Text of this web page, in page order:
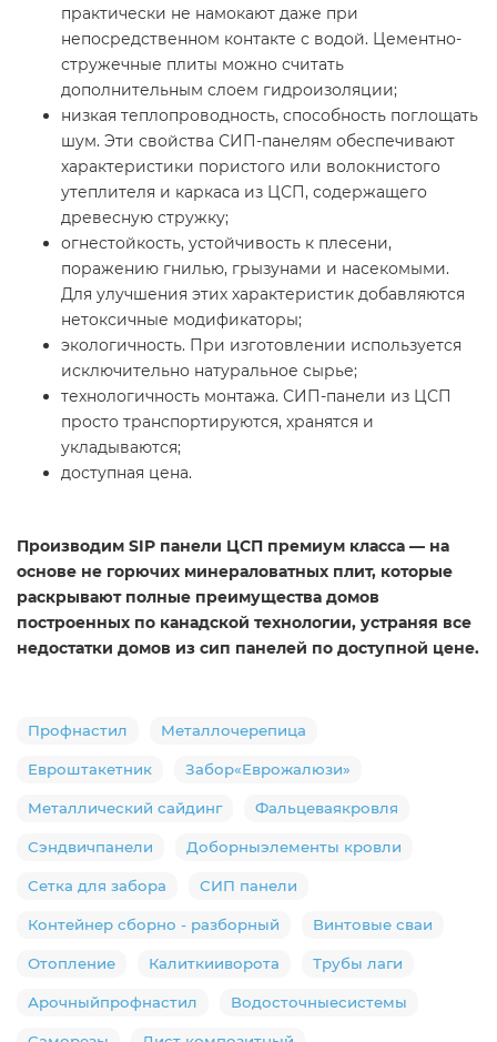
практически не намокают даже при
непосредственном контакте с водой. Цементно-
стружечные плиты можно считать
дополнительным слоем гидроизоляции;
низкая теплопроводность, способность поглощать
шум. Эти свойства СИП-панелям обеспечивают
характеристики пористого или волокнистого
утеплителя и каркаса из ЦСП, содержащего
древесную стружку;
огнестойкость, устойчивость к плесени,
поражению гнилью, грызунами и насекомыми.
Для улучшения этих характеристик добавляются
нетоксичные модификаторы;
экологичность. При изготовлении используется
исключительно натуральное сырье;
технологичность монтажа. СИП-панели из ЦСП
просто транспортируются, хранятся и
укладываются;
доступная цена.
Производим SIP панели ЦСП премиум класса — на
основе не горючих минераловатных плит, которые
раскрывают полные преимущества домов
построенных по канадской технологии, устраняя все
недостатки домов из сип панелей по доступной цене.
Профнастил Металлочерепица
Евроштакетник Забор«Еврожалюзи»
Металлический сайдинг Фальцеваякровля
Сэндвичпанели Доборныэлементы кровли
Сетка для забора СИП панели
Контейнер сборно - разборный Винтовые сваи
Отопление Калиткииворота Трубы лаги
Арочныйпрофнастил Водосточныесистемы